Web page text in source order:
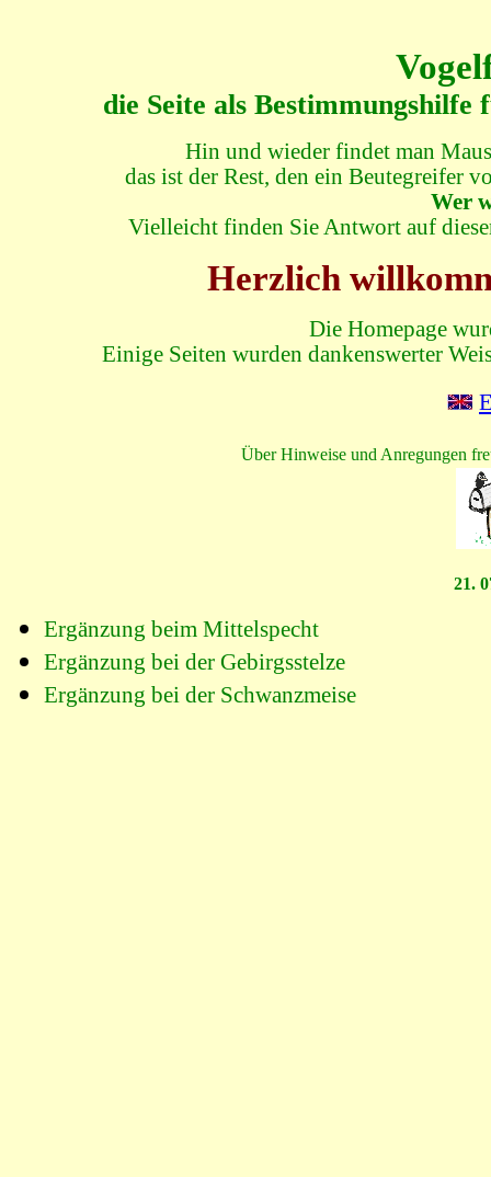
die Seite als
Hin und wieder findet man
das ist der Rest, den ein Beutegreifer
Wer
Vielleicht finden Sie Antwort auf
Herzlich
Die Homepage
Einige Seiten wurden dankenswerter
Über Hinweise und Anregungen
21.
Ergänzung beim Mittelspecht
Ergänzung bei der Gebirgsstelze
Ergänzung bei der Schwanzmeise